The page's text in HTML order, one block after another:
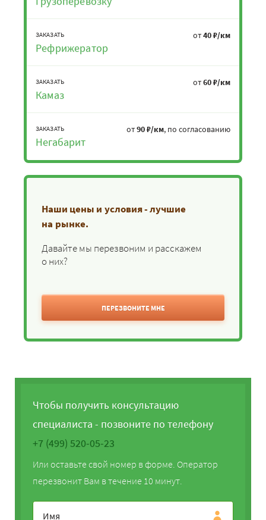
ЗАКАЗАТЬ
Рефрижератор
от40 ₽/км
ЗАКАЗАТЬ
Камаз
от60 ₽/км
ЗАКАЗАТЬ
Негабарит
от90 ₽/км, по согласованию
Наши цены и условия - лучшие
на рынке.
Давайте мы перезвоним и расскажем
о них?
ПЕРЕЗВОНИТЕ МНЕ
Чтобы получить консультацию
специалиста - позвоните по телефону
+7 (499) 520-05-23
Или оставьте свой номер в форме. Оператор
перезвонит Вам в течение 10 минут.